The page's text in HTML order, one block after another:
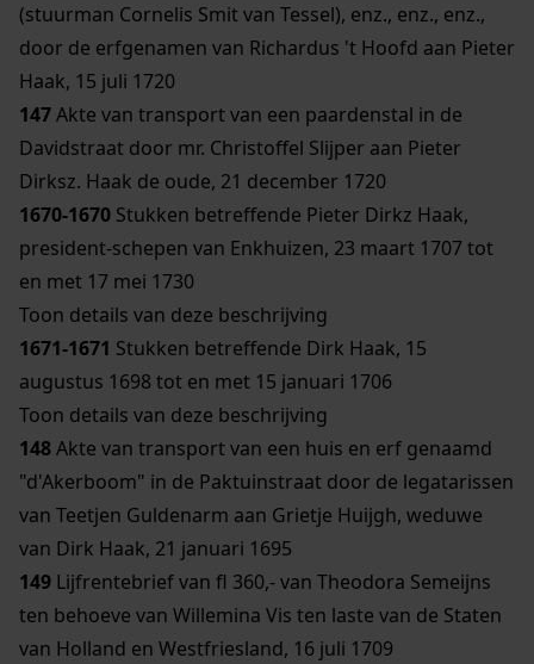
(stuurman Cornelis Smit van Tessel), enz., enz., enz.,
door de erfgenamen van Richardus 't Hoofd aan Pieter
Haak, 15 juli 1720
147Akte van transport van een paardenstal in de
Davidstraat door mr. Christoffel Slijper aan Pieter
Dirksz. Haak de oude, 21 december 1720
1670-1670 Stukken betreffende Pieter Dirkz Haak,
president-schepen van Enkhuizen, 23 maart 1707 tot
en met 17 mei 1730
Toon details van deze beschrijving
1671-1671 Stukken betreffende Dirk Haak, 15
augustus 1698 tot en met 15 januari 1706
Toon details van deze beschrijving
148Akte van transport van een huis en erf genaamd
"d'Akerboom" in de Paktuinstraat door de legatarissen
van Teetjen Guldenarm aan Grietje Huijgh, weduwe
van Dirk Haak, 21 januari 1695
149 Lijfrentebrief van fl 360,- van Theodora Semeijns
ten behoeve van Willemina Vis ten laste van de Staten
van Holland en Westfriesland, 16 juli 1709